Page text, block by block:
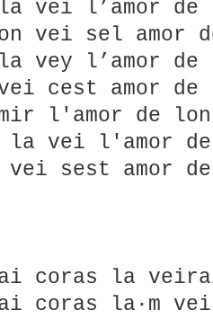
vei l’amor de
vei sel amor
vey l’amor de
cest amor de
l'amor de
vei l'amor
sest amor
coras la
coras la·m